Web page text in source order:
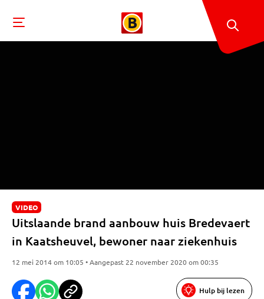
VIDEO
Uitslaande brand aanbouw huis Bredevaert
in Kaatsheuvel, bewoner naar ziekenhuis
12 mei 2014 om 10:05 • Aangepast 22 november 2020 om 00:35
Hulp bij lezen